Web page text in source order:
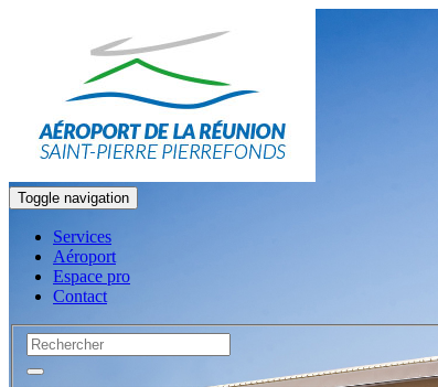
Toggle navigation
Services
Aéroport
Espace pro
Contact